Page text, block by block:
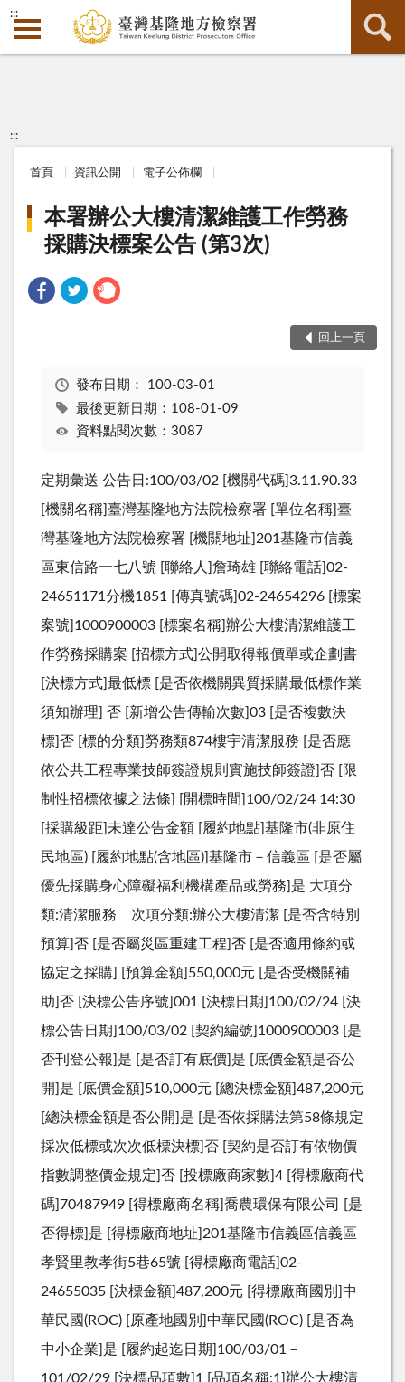
:::
:::
首頁 資訊公開 電子公佈欄
本署辦公大樓清潔維護工作勞務
採購決標案公告 (第3次)
回上一頁
發布日期： 100-03-01
最後更新日期：108-01-09
資料點閱次數：3087
定期彙送 公告日:100/03/02 [機關代碼]3.11.90.33
[機關名稱]臺灣基隆地方法院檢察署 [單位名稱]臺
灣基隆地方法院檢察署 [機關地址]201基隆市信義
區東信路一七八號 [聯絡人]詹琦雄 [聯絡電話]02-
24651171分機1851 [傳真號碼]02-24654296 [標案
案號]1000900003 [標案名稱]辦公大樓清潔維護工
作勞務採購案 [招標方式]公開取得報價單或企劃書
[決標方式]最低標 [是否依機關異質採購最低標作業
須知辦理] 否 [新增公告傳輸次數]03 [是否複數決
標]否 [標的分類]勞務類874樓宇清潔服務 [是否應
依公共工程專業技師簽證規則實施技師簽證]否 [限
制性招標依據之法條] [開標時間]100/02/24 14:30
[採購級距]未達公告金額 [履約地點]基隆市(非原住
民地區) [履約地點(含地區)]基隆市－信義區 [是否屬
優先採購身心障礙福利機構產品或勞務]是 大項分
類:清潔服務 次項分類:辦公大樓清潔 [是否含特別
預算]否 [是否屬災區重建工程]否 [是否適用條約或
協定之採購] [預算金額]550,000元 [是否受機關補
助]否 [決標公告序號]001 [決標日期]100/02/24 [決
標公告日期]100/03/02 [契約編號]1000900003 [是
否刊登公報]是 [是否訂有底價]是 [底價金額是否公
開]是 [底價金額]510,000元 [總決標金額]487,200元
[總決標金額是否公開]是 [是否依採購法第58條規定
採次低標或次次低標決標]否 [契約是否訂有依物價
指數調整價金規定]否 [投標廠商家數]4 [得標廠商代
碼]70487949 [得標廠商名稱]喬農環保有限公司 [是
否得標]是 [得標廠商地址]201基隆市信義區信義區
孝賢里教孝街5巷65號 [得標廠商電話]02-
24655035 [決標金額]487,200元 [得標廠商國別]中
華民國(ROC) [原產地國別]中華民國(ROC) [是否為
中小企業]是 [履約起迄日期]100/03/01－
101/02/29 [決標品項數]1 [品項名稱:1]辦公大樓清